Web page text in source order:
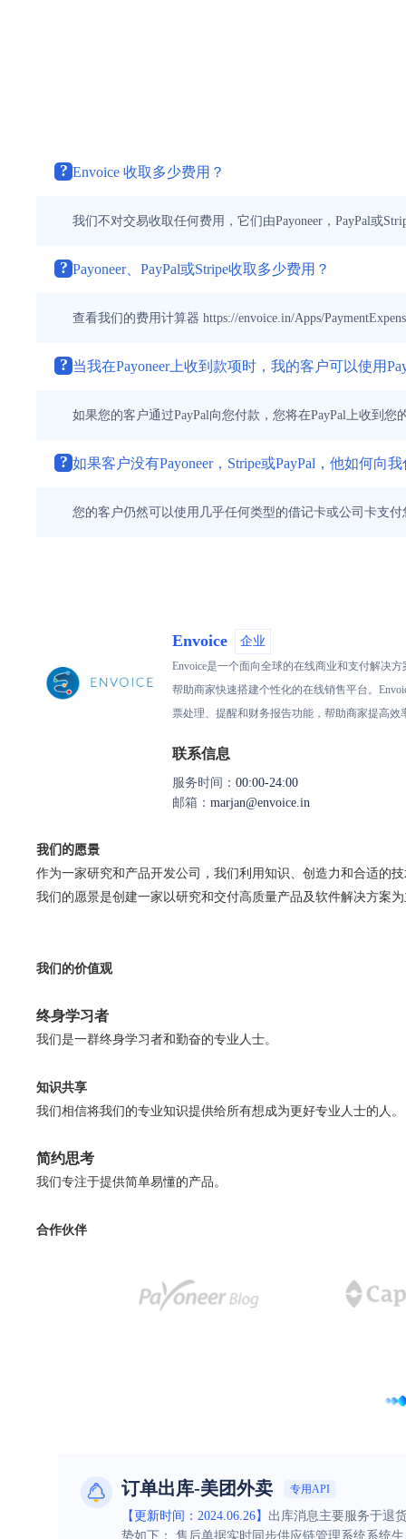
? Envoice 收取多少费用？
我们不对交易收取任何费用，它们由Payoneer，PayPal或
? Payoneer、PayPal或Stripe收取多少费用？
查看我们的费用计算器 https://envoice.in/Apps/
? 当我在Payoneer上收到款项时，我的客户可以使用
如果您的客户通过PayPal向您付款，您将在PayPal上收到您
? 如果客户没有Payoneer，Stripe或PayPal，他如何向
您的客户仍然可以使用几乎任何类型的借记卡或公司卡支付
Envoice 企业
Envoice是一个面向全球的在线商业和支付解决
帮助商家快速搭建个性化的在线销售平台。
票处理、提醒和财务报告功能，帮助商家提高
联系信息
服务时间： 00:00-24:00
邮箱： marjan@envoice.in
我们的愿景
作为一家研究和产品开发公司，我们利用知识、创造力和合适的
我们的愿景是创建一家以研究和交付高质量产品及软件解决方案
我们的价值观
终身学习者
我们是一群终身学习者和勤奋的专业人士。
知识共享
我们相信将我们的专业知识提供给所有想成为更好专业人士的人。
简约思考
我们专注于提供简单易懂的产品。
合作伙伴
订单出库-美团外卖 专用API
【更新时间：2024.06.26】 出库消息主要服务于退
势如下： 售后单据实时同步供应链管理系统系统